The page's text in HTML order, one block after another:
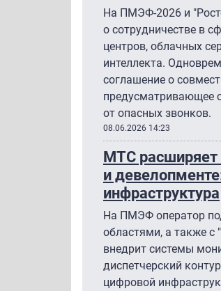
На ПМЭФ-2026 и
о сотрудничестве в
центров, облачных
интеллекта.
соглашение о
предусматривающее
от опасных звонков.
08.06.2026 14:23
МТС расширяет
и
инфраструктура
На ПМЭФ оператор
областями, а также с
внедрит системы
диспетчерский
цифровой